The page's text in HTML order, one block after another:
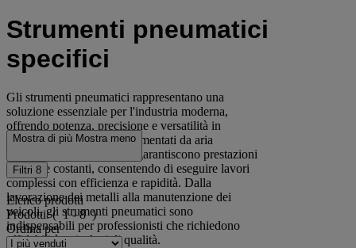
Strumenti pneumatici
specifici
Gli strumenti pneumatici rappresentano una
soluzione essenziale per l'industria moderna,
offrendo potenza, precisione e versatilità in
numerose applicazioni. Alimentati da aria
compressa, questi utensili garantiscono prestazioni
elevate e costanti, consentendo di eseguire lavori
complessi con efficienza e rapidità. Dalla
lavorazione dei metalli alla manutenzione dei
veicoli, gli strumenti pneumatici sono
indispensabili per professionisti che richiedono
affidabilità e risultati di qualità.
Mostra di più Mostra meno
Filtri 8
Elenco prodotti
Prodotti:( 1 - 8 )
Ordina per